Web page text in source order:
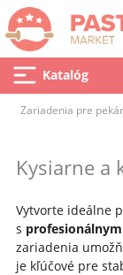
Katalóg
Zariadenia pre
Kysiarne a
Vytvorte ideálne
s
zariadenia
je kľúčové pre